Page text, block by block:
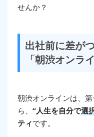
せんか？
出社前に差が
「朝渋オンラ
朝渋オンラインは、
ら、 “人生を自分で選
ティです。